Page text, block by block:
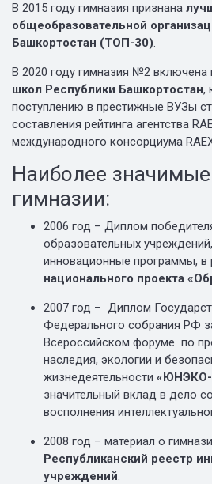
В 2015 году гимназия признана
общеобразовательной
Башкортостан (ТОП-30).
В 2020 году гимназия №2 включена
школ Республики Башкортостан,
поступлению в престижные ВУЗы
составления рейтинга агентства
международного консорциума
Наиболее
гимназии:
2006 год – Диплом
образовательных
инновационные программы, в
национального проекта
2007 год – Диплом
Федерального собрания РФ
Всероссийском форуме по
наследия, экологии и
жизнедеятельности «ЮНЭКО-
значительный вклад в дело
восполнения
2008 год – материал о
Республиканский реестр
учреждений.